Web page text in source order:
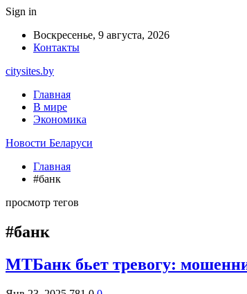
Sign in
Воскресенье, 9 августа, 2026
Контакты
citysites.by
Главная
В мире
Экономика
Новости Беларуси
Главная
#банк
просмотр тегов
#банк
МТБанк бьет тревогу: